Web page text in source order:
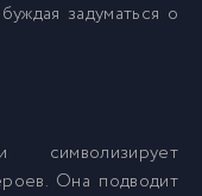
задуматься о
символизирует
Она подводит